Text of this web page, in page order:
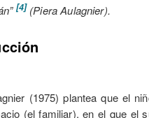
[4](Piera Aulagnier).
(1975) plantea que el
(el familiar), en el que el